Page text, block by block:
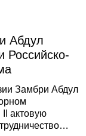
Абдул
Российско-
Замбри Абдул
актовую